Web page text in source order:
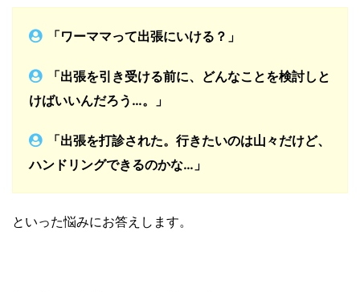
「ワーママって出張にいける？」
「出張を引き受ける前に、どんなことを検討しと
けばいいんだろう…。」
「出張を打診された。行きたいのは山々だけど、
ハンドリングできるのかな…」
といった悩みにお答えします。